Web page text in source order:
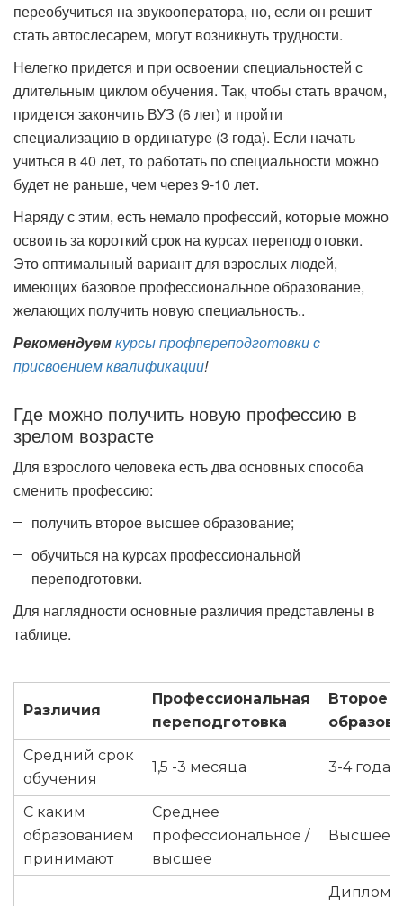
переобучиться на звукооператора, но, если он решит
стать автослесарем, могут возникнуть трудности.
Нелегко придется и при освоении специальностей с
длительным циклом обучения. Так, чтобы стать врачом,
придется закончить ВУЗ (6 лет) и пройти
специализацию в ординатуре (3 года). Если начать
учиться в 40 лет, то работать по специальности можно
будет не раньше, чем через 9-10 лет.
Наряду с этим, есть немало профессий, которые можно
освоить за короткий срок на курсах переподготовки.
Это оптимальный вариант для взрослых людей,
имеющих базовое профессиональное образование,
желающих получить новую специальность..
Рекомендуемкурсы профпереподготовки с
присвоением квалификации!
Где можно получить новую профессию в
зрелом возрасте
Для взрослого человека есть два основных способа
сменить профессию:
получить второе высшее образование;
обучиться на курсах профессиональной
переподготовки.
Для наглядности основные различия представлены в
таблице.
Различия
Профессиональная
переподготовка
Второе
Средний срок
обучения
1,5 -3 месяца 3-4 года
С каким
образованием
принимают
Среднее
профессиональное /
высшее
Высшее
Диплом